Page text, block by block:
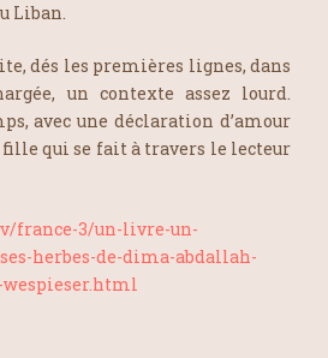
Liban.
dés les premières lignes, dans
un contexte assez lourd.
avec une déclaration d’amour
qui se fait à travers le lecteur
france-3/un-livre-un-
herbes-de-dima-abdallah-